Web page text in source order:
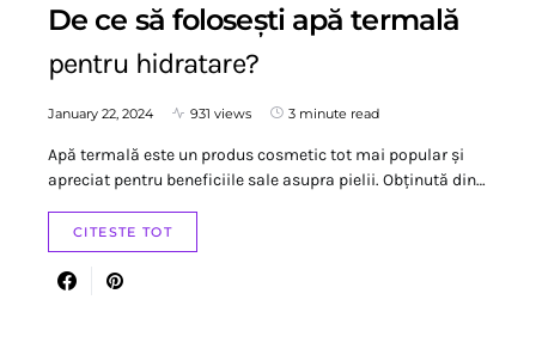
De ce să folosești apă termală
pentru hidratare?
January 22, 2024 931 views 3 minute read
Apă termală este un produs cosmetic tot mai popular și
apreciat pentru beneficiile sale asupra pielii. Obținută din…
CITESTE TOT